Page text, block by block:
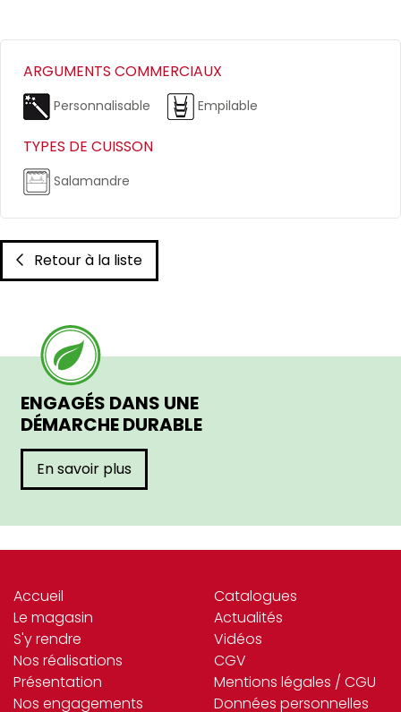
ARGUMENTS COMMERCIAUX
Personnalisable Empilable
TYPES DE CUISSON
Salamandre
Retour à la liste
ENGAGÉS DANS UNE
DÉMARCHE DURABLE
En savoir plus
Accueil
Le magasin
S'y rendre
Nos réalisations
Présentation
Nos engagements
Catalogues
Actualités
Vidéos
CGV
Mentions légales / CGU
Données personnelles